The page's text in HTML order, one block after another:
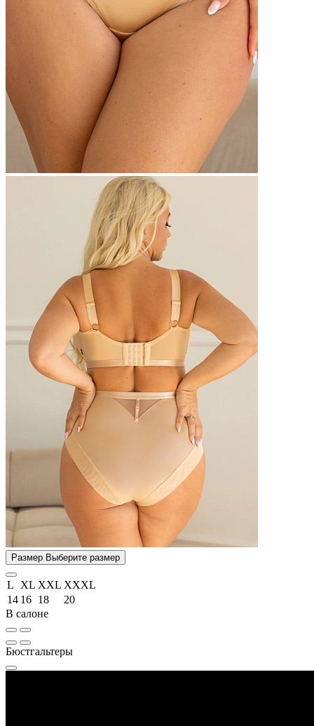
Размер Выберите размер
L XL XXL XXXL
14 16 18
20
В салоне
Бюстгальтеры